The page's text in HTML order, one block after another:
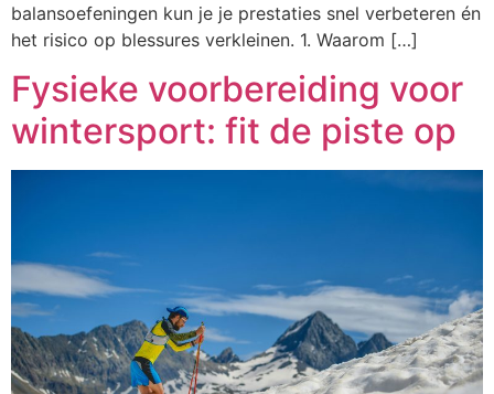
balansoefeningen kun je je prestaties snel verbeteren én
het risico op blessures verkleinen. 1. Waarom […]
Fysieke voorbereiding voor
wintersport: fit de piste op